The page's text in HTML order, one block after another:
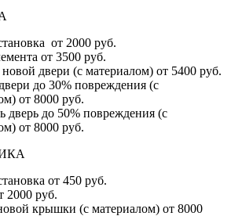
от 2000 руб.
от 3500 руб.
двери (с материалом) от 5400 руб.
до 30% повреждения (с
от 8000 руб.
дверь до 50% повреждения (с
от 8000 руб.
от 450 руб.
2000 руб.
крышки (с материалом) от 8000